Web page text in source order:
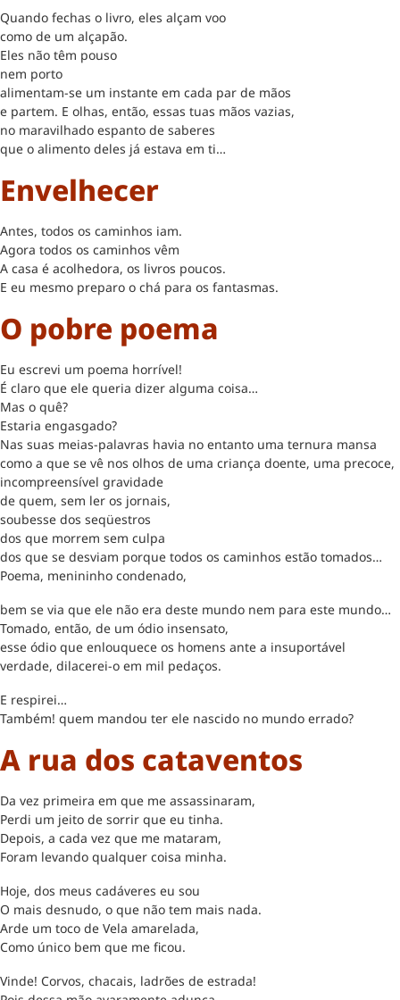
Quando fechas o livro, eles alçam voo
como de um alçapão.
Eles não têm pouso
nem porto
alimentam-se um instante em cada par de mãos
e partem. E olhas, então, essas tuas mãos vazias,
no maravilhado espanto de saberes
que o alimento deles já estava em ti…
Envelhecer
Antes, todos os caminhos iam.
Agora todos os caminhos vêm
A casa é acolhedora, os livros poucos.
E eu mesmo preparo o chá para os fantasmas.
O pobre poema
Eu escrevi um poema horrível!
É claro que ele queria dizer alguma coisa…
Mas o quê?
Estaria engasgado?
Nas suas meias-palavras havia no entanto uma ternura mansa
como a que se vê nos olhos de uma criança doente, uma precoce,
incompreensível gravidade
de quem, sem ler os jornais,
soubesse dos seqüestros
dos que morrem sem culpa
dos que se desviam porque todos os caminhos estão tomados…
Poema, menininho condenado,
bem se via que ele não era deste mundo nem para este mundo…
Tomado, então, de um ódio insensato,
esse ódio que enlouquece os homens ante a insuportável
verdade, dilacerei-o em mil pedaços.
E respirei…
Também! quem mandou ter ele nascido no mundo errado?
A rua dos cataventos
Da vez primeira em que me assassinaram,
Perdi um jeito de sorrir que eu tinha.
Depois, a cada vez que me mataram,
Foram levando qualquer coisa minha.
Hoje, dos meus cadáveres eu sou
O mais desnudo, o que não tem mais nada.
Arde um toco de Vela amarelada,
Como único bem que me ficou.
Vinde! Corvos, chacais, ladrões de estrada!